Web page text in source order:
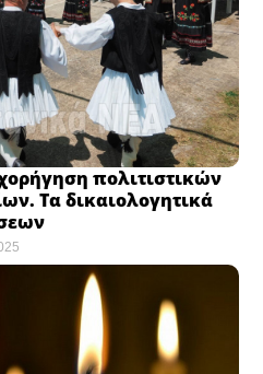
πολιτιστικών
Τα δικαιολογητικά